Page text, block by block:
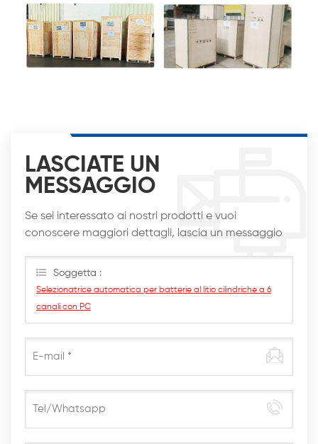
LASCIATE UN
MESSAGGIO
Se sei interessato ai nostri prodotti e vuoi
conoscere maggiori dettagli, lascia un messaggio
Soggetta :
Selezionatrice automatica per batterie al litio cilindriche a 6
canali con PC